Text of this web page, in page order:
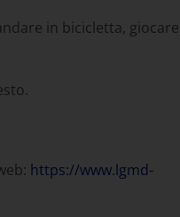
in bicicletta,
https://www.lgmd-